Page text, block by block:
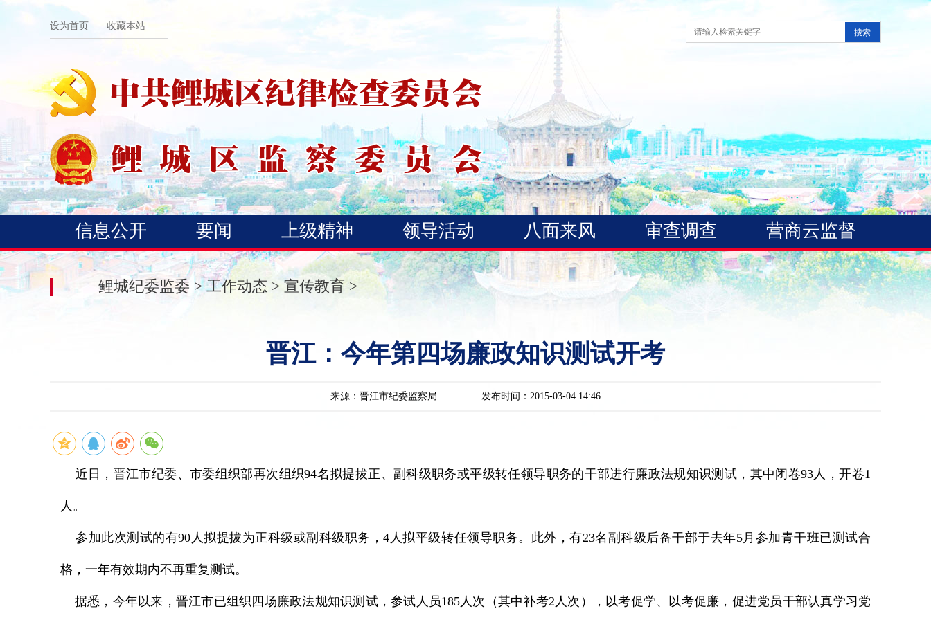
设为首页 收藏本站
信息公开 要闻 上级精神 领导活动 八面来风 审查调查 营商云监督
鲤城纪委监委 >工作动态 > 宣传教育>
晋江：今年第四场廉政知识测试开考
来源：晋江市纪委监察局 发布时间：2015-03-04 14:46
近日，晋江市纪委、市委组织部再次组织94名拟提拔正、副科级职务或平级转任领导职务的干部进行廉政法规知识测试，其中闭卷93人，开卷1
人。
参加此次测试的有90人拟提拔为正科级或副科级职务，4人拟平级转任领导职务。此外，有23名副科级后备干部于去年5月参加青干班已测试合
格，一年有效期内不再重复测试。
据悉，今年以来，晋江市已组织四场廉政法规知识测试，参试人员185人次（其中补考2人次），以考促学、以考促廉，促进党员干部认真学习党